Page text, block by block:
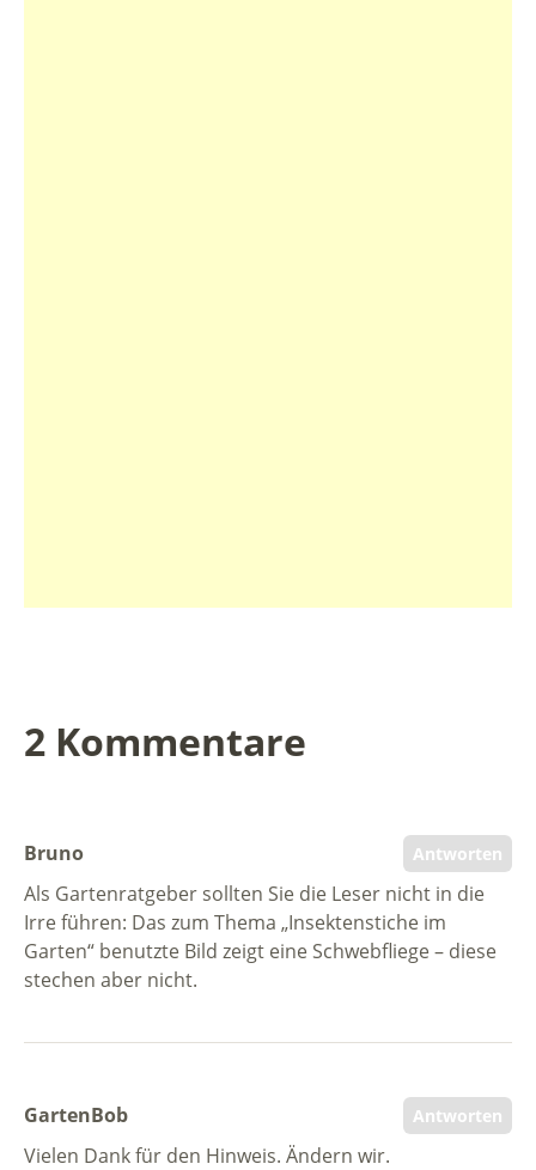
2 Kommentare
Antworten
Bruno
Als Gartenratgeber sollten Sie die Leser nicht in die
Irre führen: Das zum Thema „Insektenstiche im
Garten“ benutzte Bild zeigt eine Schwebfliege – diese
stechen aber nicht.
Antworten
GartenBob
Vielen Dank für den Hinweis. Ändern wir.